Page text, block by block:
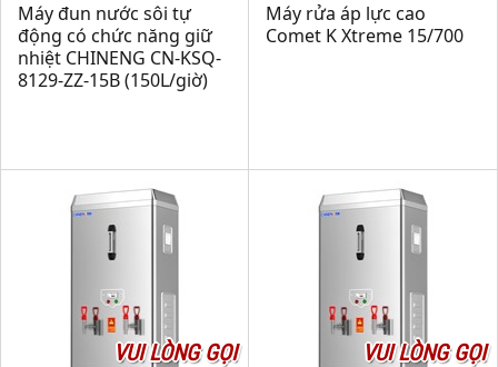
Máy đun nước sôi tự
động có chức năng giữ
nhiệt CHINENG CN-KSQ-
8129-ZZ-15B (150L/giờ)
Máy rửa áp lực cao
Comet K Xtreme 15/700
VUI LÒNG GỌI VUI LÒNG GỌI